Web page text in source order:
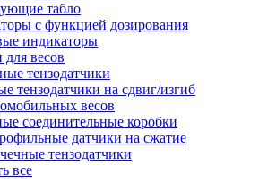
табло
с функцией дозирования
индикаторы
для весов
тензодатчики
тензодатчики на сдвиг/изгиб
весов
соединительные коробки
датчики на сжатие
тензодатчики
все